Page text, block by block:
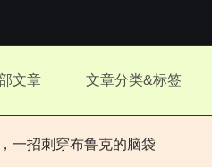
文章 文章分类&标签
一招刺穿布鲁克的脑袋